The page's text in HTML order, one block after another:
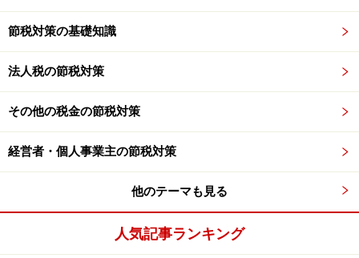
例えば、この制度を使って、100万円×5年＝500万円で上
りしても、2,000万円に値上がりしても、売却益は全て非
課税となります。
また、保有期間は最長5年間とされていますが、その期
間を超えても、実質的には引き続き非課税口座で保有し
間終了時点等の時価で、翌年1月1日に新たに購入したも
のとして、翌年分の非課税投資額に充当することができ
ます。ただし、充当できるのは非課税投資額である100
節税対策の基礎知識
法人税の節税対策
その他の税金の節税対策
経営者・個人事業主の節税対策
他のテーマも見る
人気記事ランキング